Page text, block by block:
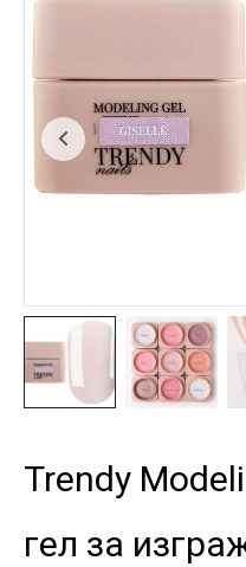
Trendy
гел за